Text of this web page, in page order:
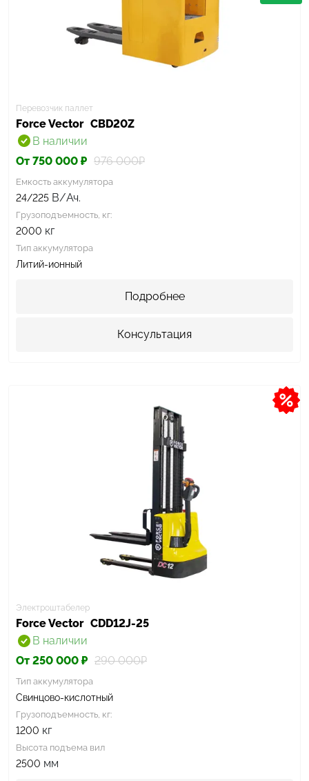
Перевозчик паллет
Force Vector CBD20Z
В наличии
От 750 000 ₽ 976 000₽
Емкость аккумулятора
24/225 В/Ач.
Грузоподъемность, кг:
2000 кг
Тип аккумулятора
Литий-ионный
Подробнее
Консультация
Электроштабелер
Force Vector CDD12J-25
В наличии
От 250 000 ₽ 290 000₽
Тип аккумулятора
Свинцово-кислотный
Грузоподъемность, кг:
1200 кг
Высота подъема вил
2500 мм